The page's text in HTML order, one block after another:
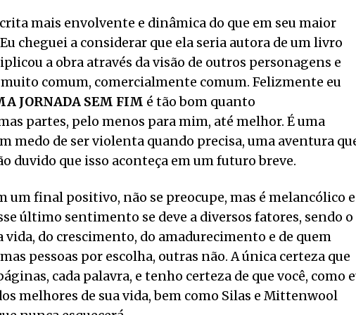
mais envolvente e dinâmica do que em seu maior
Eu cheguei a considerar que ela seria autora de um livro
a obra através da visão de outros personagens e
comum, comercialmente comum. Felizmente eu
JORNADA SEM FIM é tão bom quanto
partes, pelo menos para mim, até melhor. É uma
medo de ser violenta quando precisa, uma aventura
duvido que isso aconteça em um futuro breve.
um final positivo, não se preocupe, mas é melancólico e
último sentimento se deve a diversos fatores, sendo o
do crescimento, do amadurecimento e de quem
pessoas por escolha, outras não. A única certeza que
cada palavra, e tenho certeza de que você, como
melhores de sua vida, bem como Silas e Mittenwool